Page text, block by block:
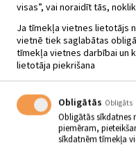
visas”, vai noraidīt tās,
Ja tīmekļa vietnes lietotājs
vietnē tiek saglabātas
tīmekļa vietnes darbībai un
lietotāja piekrišana
Obligātās Obligāts
Obligātās sīkdatnes
piemēram,
sīkdatnēm tīmekļa